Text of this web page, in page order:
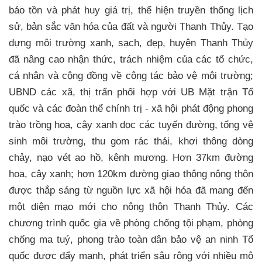
bảo tồn và phát huy giá trị, thể hiện truyền thống lịch
sử, bản sắc văn hóa của đất và người Thanh Thủy. Tạo
dựng môi trường xanh, sạch, đẹp, huyện Thanh Thủy
đã nâng cao nhận thức, trách nhiệm của các tổ chức,
cá nhân và cộng đồng về công tác bảo vệ môi trường;
UBND các xã, thị trấn phối hợp với UB Mặt trận Tổ
quốc và các đoàn thể chính trị - xã hội phát động phong
trào trồng hoa, cây xanh dọc các tuyến đường, tổng vệ
sinh môi trường, thu gom rác thải, khơi thông dòng
chảy, nạo vét ao hồ, kênh mương. Hơn 37km đường
hoa, cây xanh; hơn 120km đường giao thông nông thôn
được thắp sáng từ nguồn lực xã hội hóa đã mang đến
một diện mạo mới cho nông thôn Thanh Thủy. Các
chương trình quốc gia về phòng chống tội phạm, phòng
chống ma tuý, phong trào toàn dân bảo vệ an ninh Tổ
quốc được đẩy mạnh, phát triển sâu rộng với nhiều mô